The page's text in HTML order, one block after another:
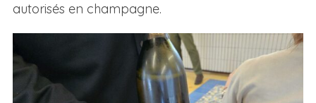
autorisés en champagne.